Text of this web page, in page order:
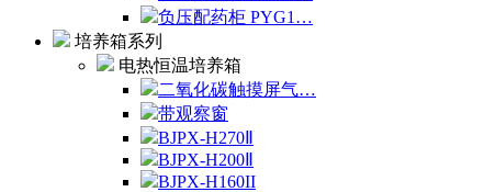
负压配药柜 PYG1…
培养箱系列
电热恒温培养箱
二氧化碳触摸屏气…
带观察窗
BJPX-H270Ⅱ
BJPX-H200Ⅱ
BJPX-H160II